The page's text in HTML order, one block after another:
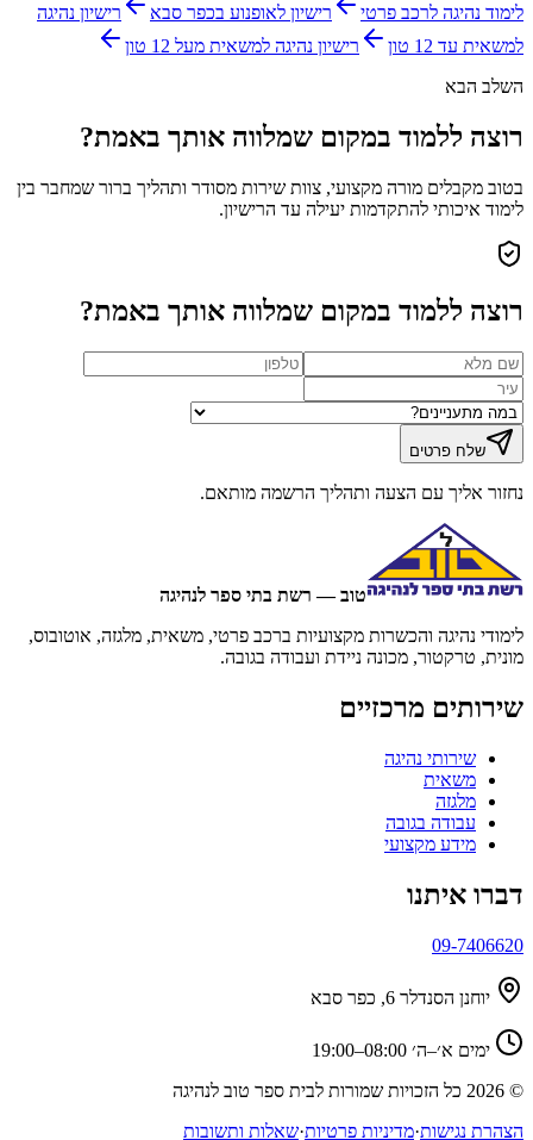
לימוד נהיגה לרכב פרטי רישיון לאופנוע בכפר סבא
רישיון נהיגה
למשאית עד 12 טון
רישיון נהיגה למשאית מעל 12 טון
השלב הבא
רוצה ללמוד במקום שמלווה אותך באמת?
בטוב מקבלים מורה מקצועי, צוות שירות מסודר ותהליך ברור שמחבר בין
לימוד איכותי להתקדמות יעילה עד הרישיון.
רוצה ללמוד במקום שמלווה אותך באמת?
שלח פרטים
נחזור אליך עם הצעה ותהליך הרשמה מותאם.
טוב — רשת בתי ספר לנהיגה
לימודי נהיגה והכשרות מקצועיות ברכב פרטי, משאית, מלגזה, אוטובוס,
מונית, טרקטור, מכונה ניידת ועבודה בגובה.
שירותים מרכזיים
שירותי נהיגה
משאית
מלגזה
עבודה בגובה
מידע מקצועי
דברו איתנו
09-7406620
יוחנן הסנדלר 6, כפר סבא
ימים א׳–ה׳ 08:00–19:00
©
2026 כל הזכויות שמורות לבית ספר טוב לנהיגה
הצהרת נגישות·מדיניות פרטיות·שאלות ותשובות